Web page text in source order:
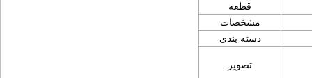
قطعه
مشخصات
دسته بندی
تصویر